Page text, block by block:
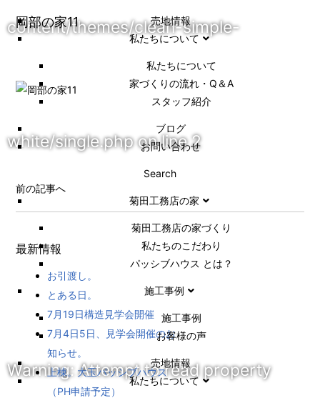
売地情報
私たちについて
私たちについて
家づくりの流れ・Q＆A
スタッフ紹介
ブログ
お問い合わせ
Search
菊田工務店の家
菊田工務店の家づくり​
私たちのこだわり
パッシブハウス とは？
施工事例
施⼯事例
お客様の声
売地情報
私たちについて
content/themes/clean-simple-
white/single.phpon line2
Warning: Attempt to read property
岡部の家11
前の記事へ
最新情報
お引渡し。
とある日。
7月19日構造見学会開催
7月4日5日、見学会開催のお
知らせ。
上棟。大玉パッシブハウス
（PH申請予定）